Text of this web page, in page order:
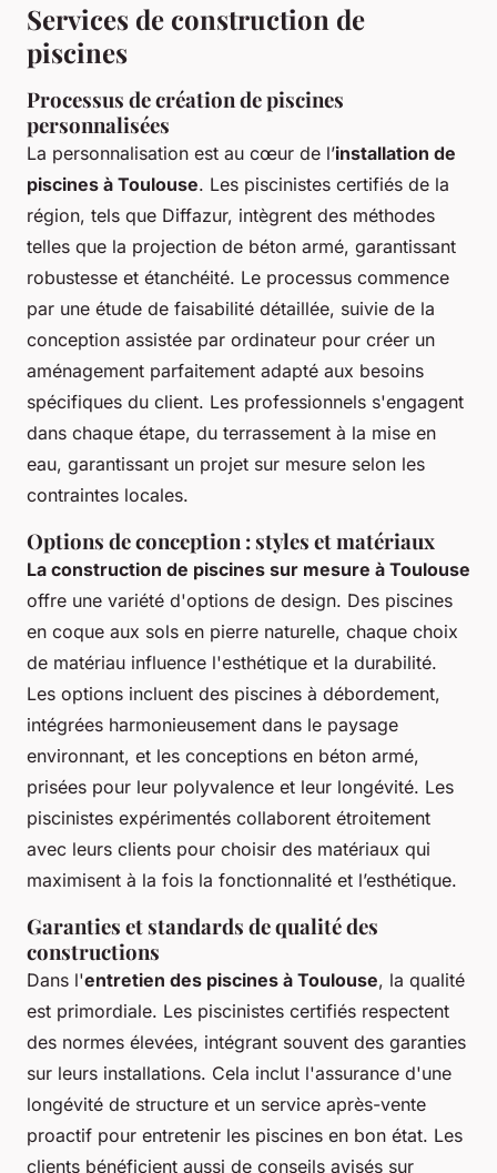
Services de construction de
piscines
Processus de création de piscines
personnalisées
La personnalisation est au cœur de l’installation de
piscines à Toulouse. Les piscinistes certifiés de la
région, tels que Diffazur, intègrent des méthodes
telles que la projection de béton armé, garantissant
robustesse et étanchéité. Le processus commence
par une étude de faisabilité détaillée, suivie de la
conception assistée par ordinateur pour créer un
aménagement parfaitement adapté aux besoins
spécifiques du client. Les professionnels s'engagent
dans chaque étape, du terrassement à la mise en
eau, garantissant un projet sur mesure selon les
contraintes locales.
Options de conception : styles et matériaux
La construction de piscines sur mesure à Toulouse
offre une variété d'options de design. Des piscines
en coque aux sols en pierre naturelle, chaque choix
de matériau influence l'esthétique et la durabilité.
Les options incluent des piscines à débordement,
intégrées harmonieusement dans le paysage
environnant, et les conceptions en béton armé,
prisées pour leur polyvalence et leur longévité. Les
piscinistes expérimentés collaborent étroitement
avec leurs clients pour choisir des matériaux qui
maximisent à la fois la fonctionnalité et l’esthétique.
Garanties et standards de qualité des
constructions
Dans l'entretien des piscines à Toulouse, la qualité
est primordiale. Les piscinistes certifiés respectent
des normes élevées, intégrant souvent des garanties
sur leurs installations. Cela inclut l'assurance d'une
longévité de structure et un service après-vente
proactif pour entretenir les piscines en bon état. Les
clients bénéficient aussi de conseils avisés sur